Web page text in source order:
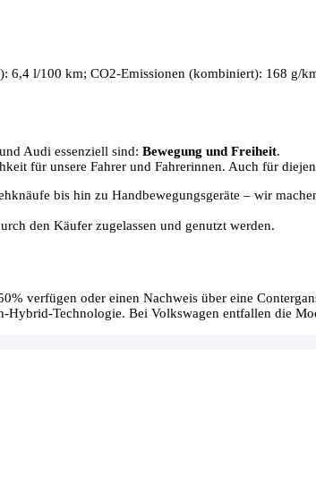
l/100 km; CO2-Emissionen (kombiniert): 168 g/
Audi essenziell sind: Bewegung und Freiheit.
für unsere Fahrer und Fahrerinnen. Auch für
bis hin zu Handbewegungsgeräte – wir
den Käufer zugelassen und genutzt werden.
verfügen oder einen Nachweis über eine
Technologie. Bei Volkswagen entfallen die